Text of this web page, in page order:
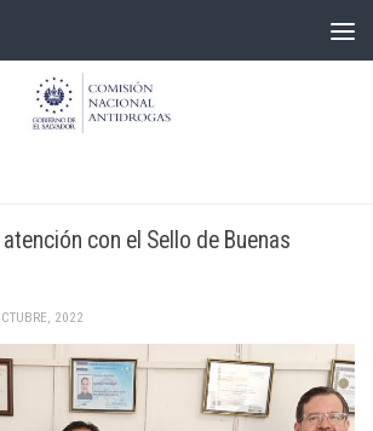
con el Sello de Buenas
2022